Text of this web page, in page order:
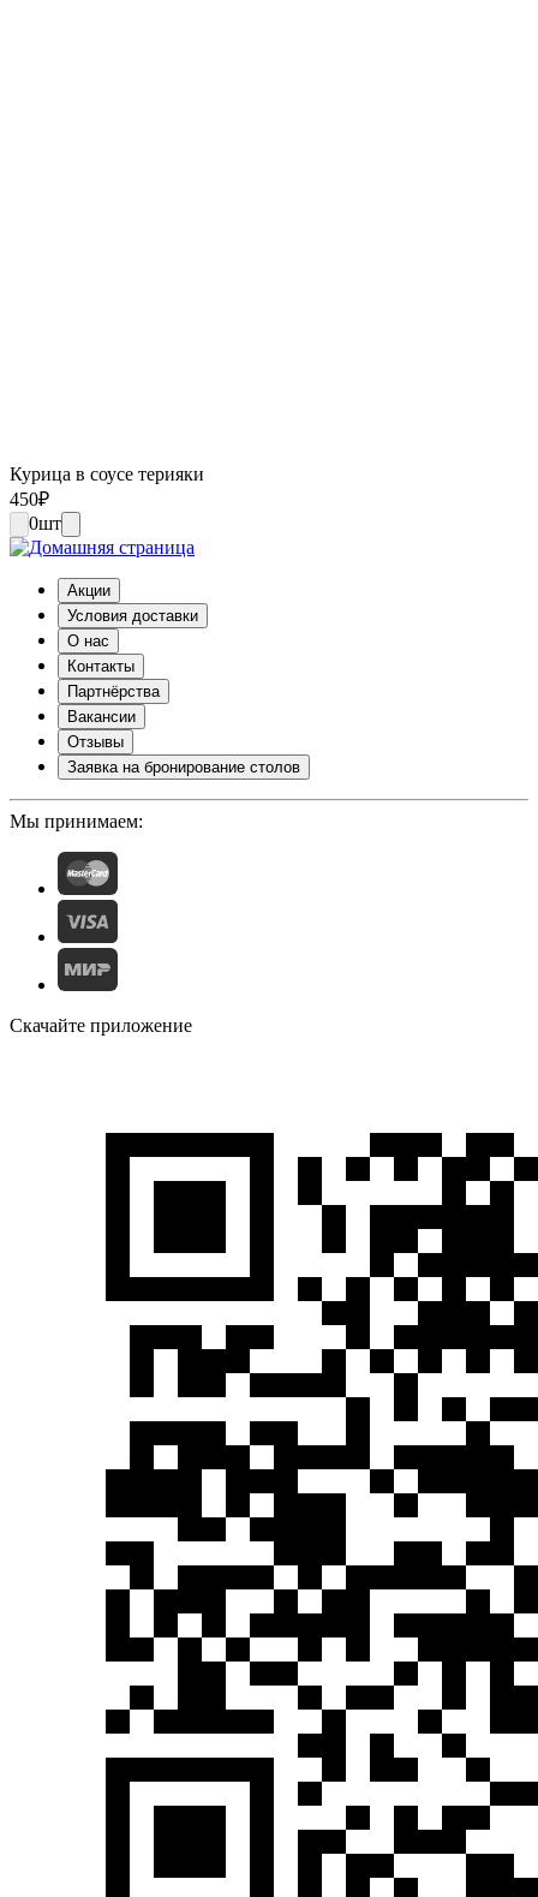
Курица в соусе терияки
450₽
0шт
Акции
Условия доставки
О нас
Контакты
Партнёрства
Вакансии
Отзывы
Заявка на бронирование столов
Мы принимаем:
Скачайте приложение